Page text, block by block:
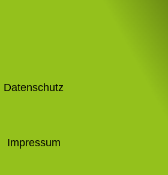
Datenschutz
Impressum